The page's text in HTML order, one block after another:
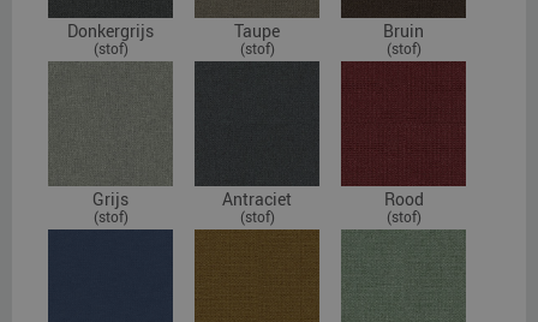
Donkergrijs
(stof)
Taupe
(stof)
Bruin
(stof)
Grijs
(stof)
Antraciet
(stof)
Rood
(stof)